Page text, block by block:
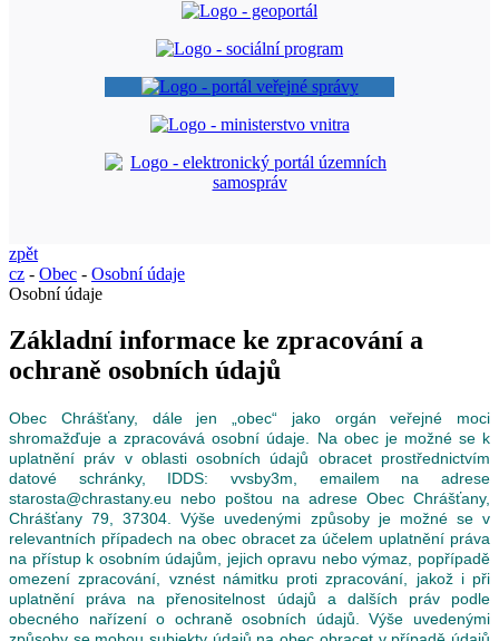
zpět
cz - Obec - Osobní údaje
Osobní údaje
Základní informace ke zpracování a
ochraně osobních údajů
Obec Chrášťany, dále jen „obec“ jako orgán veřejné moci
shromažďuje a zpracovává osobní údaje. Na obec je možné se k
uplatnění práv v oblasti osobních údajů obracet prostřednictvím
datové schránky, IDDS: vvsby3m, emailem na adrese
starosta@chrastany.eu nebo poštou na adrese Obec Chrášťany,
Chrášťany 79, 37304. Výše uvedenými způsoby je možné se v
relevantních případech na obec obracet za účelem uplatnění práva
na přístup k osobním údajům, jejich opravu nebo výmaz, popřípadě
omezení zpracování, vznést námitku proti zpracování, jakož i při
uplatnění práva na přenositelnost údajů a dalších práv podle
obecného nařízení o ochraně osobních údajů. Výše uvedenými